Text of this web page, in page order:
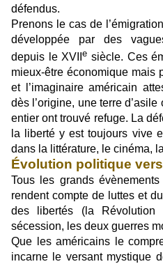
défendus.
Prenons le cas de
développée par des
depuis le XVIIe siècle. Ces
mieux-être économique mais
et l’imaginaire américain
dès l’origine, une terre
entier ont trouvé refuge. La
la liberté y est toujours vive
dans la littérature, le cinéma,
Évolution politique
Tous les grands
rendent compte de luttes et
des libertés (la Révolution
sécession, les deux guerres
Que les américains le
incarne le versant mystique